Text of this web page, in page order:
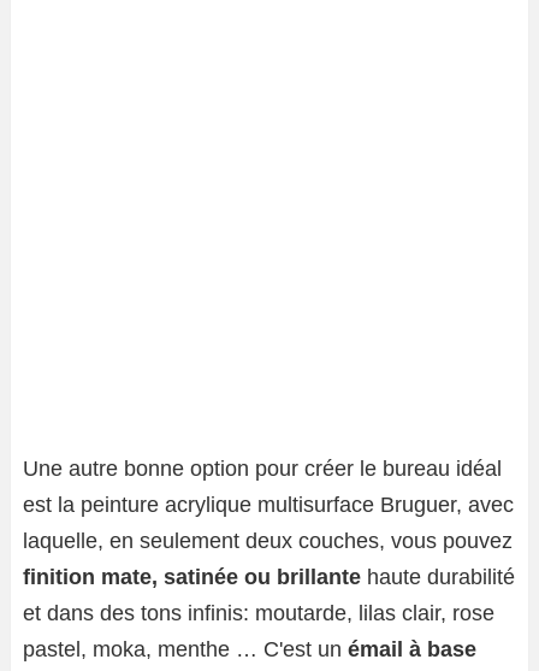
Une autre bonne option pour créer le bureau idéal
est la peinture acrylique multisurface Bruguer, avec
laquelle, en seulement deux couches, vous pouvez
finition mate, satinée ou brillante haute durabilité
et dans des tons infinis: moutarde, lilas clair, rose
pastel, moka, menthe … C'est un émail à base